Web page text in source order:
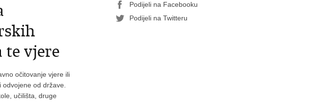
te vjere
očitovanje vjere ili
od države.
učilišta, druge
Podijeli na Facebooku
Podijeli na Twitteru